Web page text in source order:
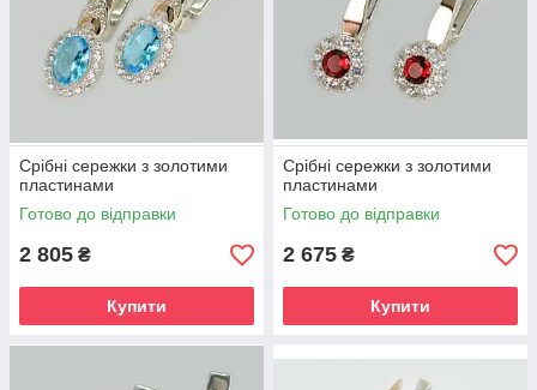
Срібні сережки з золотими
пластинами
Готово до відправки
2 805 ₴
Купити
Срібні сережки з золотими
пластинами
Готово до відправки
2 675 ₴
Купити